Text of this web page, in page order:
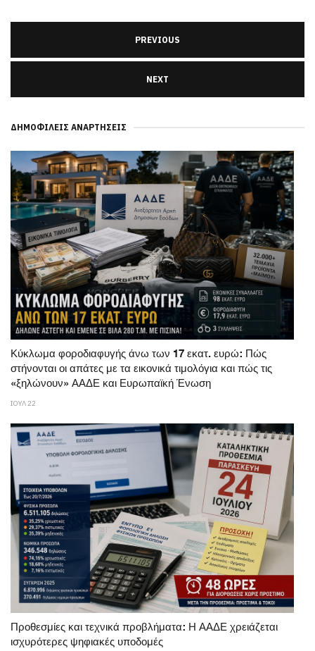
PREVIOUS
NEXT
ΔΗΜΟΦΙΛΕΊΣ ΑΝΑΡΤΉΣΕΙΣ
Κύκλωμα φοροδιαφυγής άνω των 17 εκατ. ευρώ: Πώς
στήνονται οι απάτες με τα εικονικά τιμολόγια και πώς τις
«ξηλώνουν» ΑΑΔΕ και Ευρωπαϊκή Ένωση
ΙΟΥΛ 22
Προθεσμίες και τεχνικά προβλήματα: Η ΑΑΔΕ χρειάζεται
ισχυρότερες ψηφιακές υποδομές